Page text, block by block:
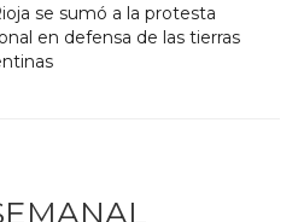
se sumó a la protesta
en defensa de las tierras